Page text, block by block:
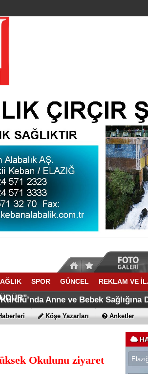
SPOR GÜNCEL REKLAM VE
KAYBEDER,
DEVLETİN GERİ ADIMI DEĞİL;
Anne ve Bebek Sağlığına
Personeli Özer Kırca Vefat etti
Anlamlı etkinlik
Köşe Yazarları Anketler
Okulunu ziyaret